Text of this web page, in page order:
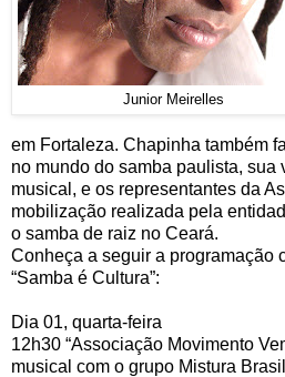
Junior Meirelles
em Fortaleza. Chapinha também
no mundo do samba paulista, sua
musical, e os representantes da
mobilização realizada pela
o samba de raiz no Ceará.
Conheça a seguir a programação
“Samba é Cultura”:
Dia 01, quarta-feira
12h30 “Associação Movimento
musical com o grupo Mistura